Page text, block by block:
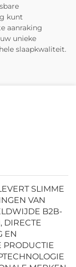
kunt
aanraking
unieke
slaapkwaliteit.
SLIMME
VAN
B2B-
DIRECTE
EN
PRODUCTIE